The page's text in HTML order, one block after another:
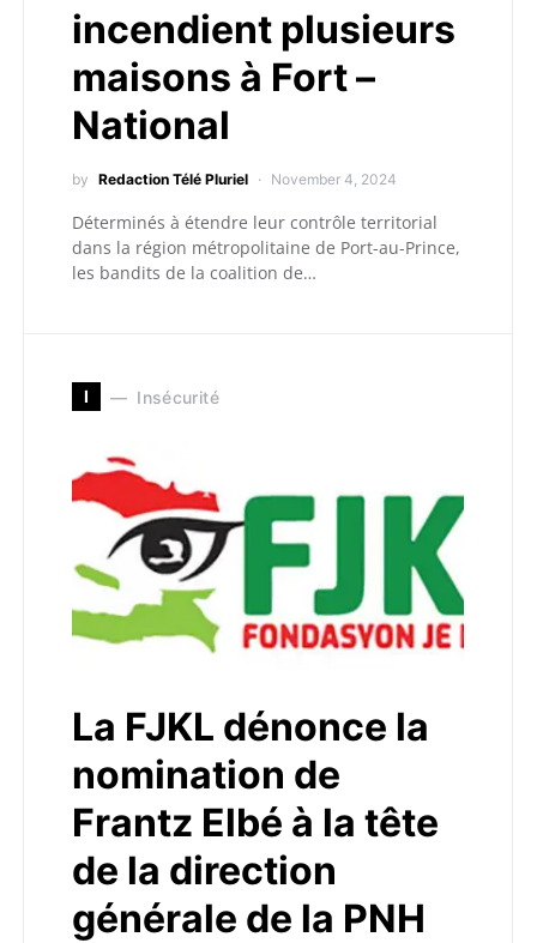
incendient plusieurs
maisons à Fort –
National
by Redaction Télé Pluriel November 4, 2024
Déterminés à étendre leur contrôle territorial
dans la région métropolitaine de Port-au-Prince,
les bandits de la coalition de…
I Insécurité
La FJKL dénonce la
nomination de
Frantz Elbé à la tête
de la direction
générale de la PNH